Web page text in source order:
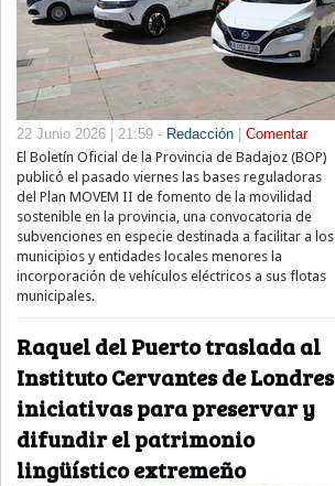
22 Junio 2026 | 21:59 - Redacción
Comentar
El Boletín Oficial de la Provincia de Badajoz (BOP)
publicó el pasado viernes las bases reguladoras
del Plan MOVEM II de fomento de la movilidad
sostenible en la provincia, una convocatoria de
subvenciones en especie destinada a facilitar a los
municipios y entidades locales menores la
incorporación de vehículos eléctricos a sus flotas
municipales.
Raquel del Puerto traslada al
Instituto Cervantes de Londres
iniciativas para preservar y
difundir el patrimonio
lingüístico extremeño